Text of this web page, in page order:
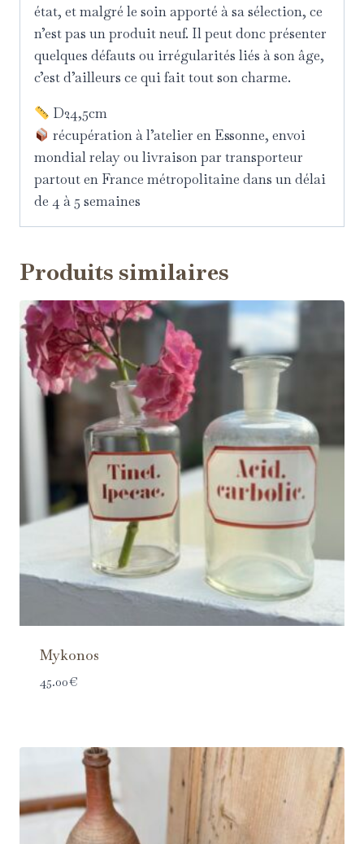
état, et malgré le soin apporté à sa sélection, ce
n’est pas un produit neuf. Il peut donc présenter
quelques défauts ou irrégularités liés à son âge,
c’est d’ailleurs ce qui fait tout son charme.
D24,5cm
récupération à l’atelier en Essonne, envoi
mondial relay ou livraison par transporteur
partout en France métropolitaine dans un délai
de 4 à 5 semaines
Produits similaires
Mykonos
45.00€